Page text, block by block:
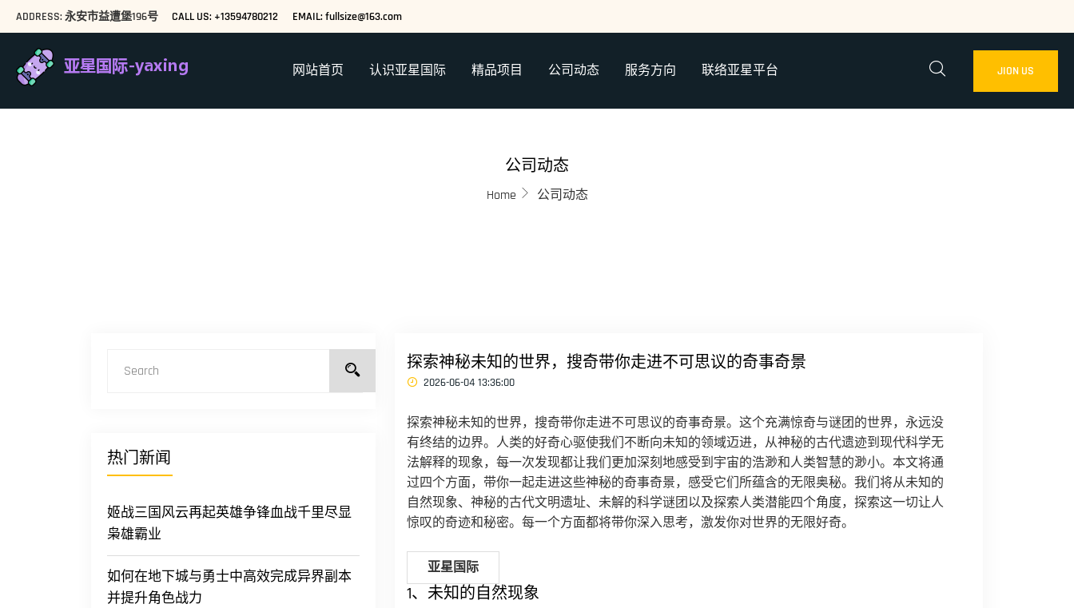
ADDRESS: 永安市益遭堡196号 CALL US: +13594780212 EMAIL: fullsize@163.com
网站首页 认识亚星国际 精品项目 公司动态 服务方向 联络亚星平台 JION US
公司动态
Home 公司动态
热门新闻
姬战三国风云再起英雄争锋血战千里尽显
枭雄霸业
如何在地下城与勇士中高效完成异界副本
并提升角色战力
探索神秘未知的世界，搜奇带你走进不可思议的奇事奇景
2026-06-04 13:36:00
探索神秘未知的世界，搜奇带你走进不可思议的奇事奇景。这个充满惊奇与谜团的世界，永远没
有终结的边界。人类的好奇心驱使我们不断向未知的领域迈进，从神秘的古代遗迹到现代科学无
法解释的现象，每一次发现都让我们更加深刻地感受到宇宙的浩渺和人类智慧的渺小。本文将通
过四个方面，带你一起走进这些神秘的奇事奇景，感受它们所蕴含的无限奥秘。我们将从未知的
自然现象、神秘的古代文明遗址、未解的科学谜团以及探索人类潜能四个角度，探索这一切让人
惊叹的奇迹和秘密。每一个方面都将带你深入思考，激发你对世界的无限好奇。
亚星国际
1、未知的自然现象